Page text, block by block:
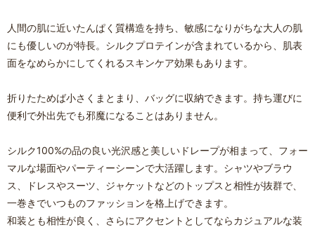
人間の肌に近いたんぱく質構造を持ち、敏感になりがちな大人の肌
にも優しいのが特長。シルクプロテインが含まれているから、肌表
面をなめらかにしてくれるスキンケア効果もあります。
折りたためば小さくまとまり、バッグに収納できます。持ち運びに
便利で外出先でも邪魔になることはありません。
シルク100%の品の良い光沢感と美しいドレープが相まって、フォー
マルな場面やパーティーシーンで大活躍します。シャツやブラウ
ス、ドレスやスーツ、ジャケットなどのトップスと相性が抜群で、
一巻きでいつものファッションを格上げできます。
和装とも相性が良く、さらにアクセントとしてならカジュアルな装